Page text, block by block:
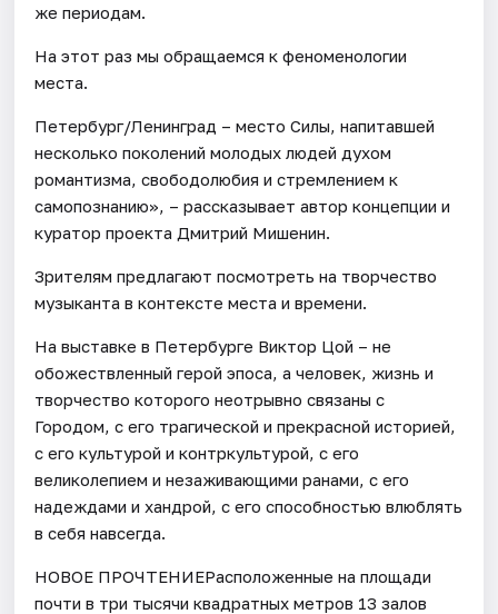
же периодам.
На этот раз мы обращаемся к феноменологии
места.
Петербург/Ленинград – место Силы, напитавшей
несколько поколений молодых людей духом
романтизма, свободолюбия и стремлением к
самопознанию», – рассказывает автор концепции и
куратор проекта Дмитрий Мишенин.
Зрителям предлагают посмотреть на творчество
музыканта в контексте места и времени.
На выставке в Петербурге Виктор Цой – не
обожествленный герой эпоса, а человек, жизнь и
творчество которого неотрывно связаны с
Городом, с его трагической и прекрасной историей,
с его культурой и контркультурой, с его
великолепием и незаживающими ранами, с его
надеждами и хандрой, с его способностью влюблять
в себя навсегда.
НОВОЕ ПРОЧТЕНИЕРасположенные на площади
почти в три тысячи квадратных метров 13 залов